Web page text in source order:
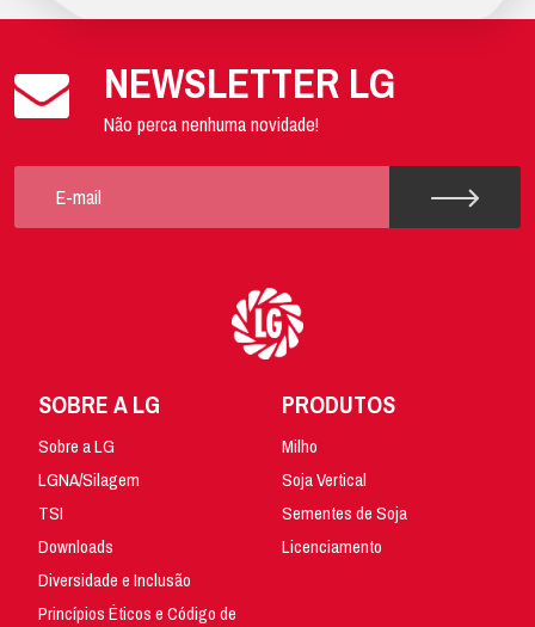
NEWSLETTER LG
Não perca nenhuma novidade!
SOBRE A LG
Sobre a LG
LGNA/Silagem
TSI
Downloads
Diversidade e Inclusão
Princípios Éticos e Código de
PRODUTOS
Milho
Soja Vertical
Sementes de Soja
Licenciamento